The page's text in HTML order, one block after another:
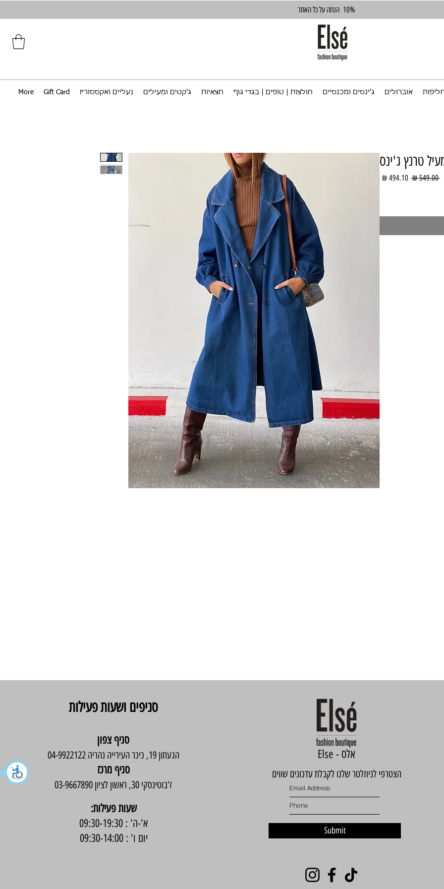
10% הנחה על כל האתר
אוברולים ג'ינסים ומכנסיים חולצות | טופים | בגדי גוף חצאיות ג'קטים ומעילים נעליים ואקססוריז Gift Card
More
טרנץ ג'ינס
‏549.00 ‏₪
מחיר
סניפים ושעות פעילות
סניף צפון
הגעתון 19, כיכר העירייה נהריה 04-9922122
סניף מרכז
ז'בוטינסקי 30, ראשון לציון 03-9667890
:שעות פעילות
א'-ה' : 09:30-19:30
יום ו' : 09:30-14:00
Else - אלס
הצטרפי לניוזלטר שלנו לקבלת עדכונים שווים
Submit